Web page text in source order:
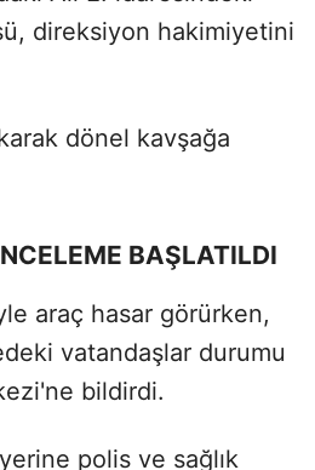
direksiyon hakimiyetini
dönel kavşağa
BAŞLATILDI
araç hasar görürken,
vatandaşlar durumu
bildirdi.
polis ve sağlık